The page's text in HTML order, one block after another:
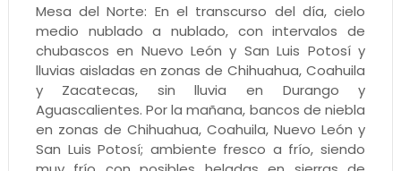
Mesa del Norte: En el transcurso del día, cielo
medio nublado a nublado, con intervalos de
chubascos en Nuevo León y San Luis Potosí y
lluvias aisladas en zonas de Chihuahua, Coahuila
y Zacatecas, sin lluvia en Durango y
Aguascalientes. Por la mañana, bancos de niebla
en zonas de Chihuahua, Coahuila, Nuevo León y
San Luis Potosí; ambiente fresco a frío, siendo